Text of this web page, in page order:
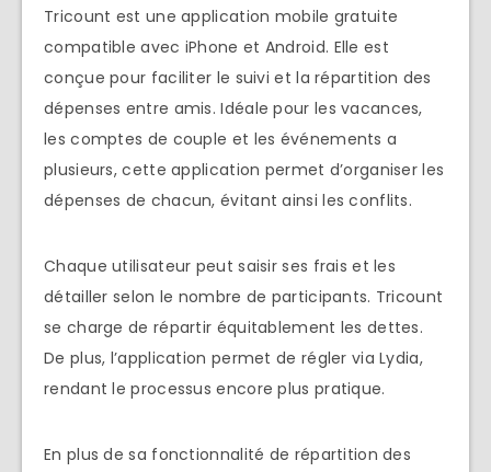
Tricount est une application mobile gratuite
compatible avec iPhone et Android. Elle est
conçue pour faciliter le suivi et la répartition des
dépenses entre amis. Idéale pour les vacances,
les comptes de couple et les événements a
plusieurs, cette application permet d’organiser les
dépenses de chacun, évitant ainsi les conflits.
Chaque utilisateur peut saisir ses frais et les
détailler selon le nombre de participants. Tricount
se charge de répartir équitablement les dettes.
De plus, l’application permet de régler via Lydia,
rendant le processus encore plus pratique.
En plus de sa fonctionnalité de répartition des